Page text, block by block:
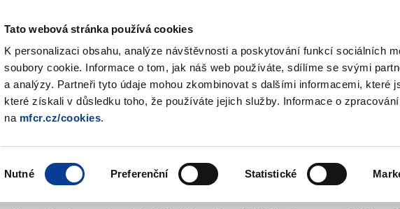
Tato webová stránka používá cookies
K personalizaci obsahu, analýze návštěvnosti a poskytování funkcí sociálních
soubory cookie. Informace o tom, jak náš web používáte, sdílíme se svými
a analýzy. Partneři tyto údaje mohou zkombinovat s dalšími informacemi, které
které získali v důsledku toho, že používáte jejich služby. Informace o
na mfcr.cz/cookies.
souhlasu
Nutné Preferenční Statistické
EEA and Norway Grants
ENVIRONMENT HUMAN RIGHTS JUSTICE